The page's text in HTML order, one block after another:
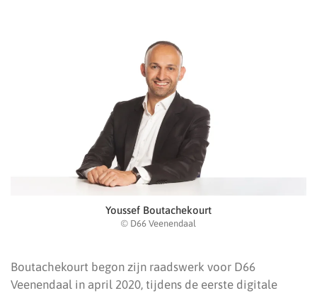
Youssef Boutachekourt
© D66 Veenendaal
Boutachekourt begon zijn raadswerk voor D66
Veenendaal in april 2020, tijdens de eerste digitale